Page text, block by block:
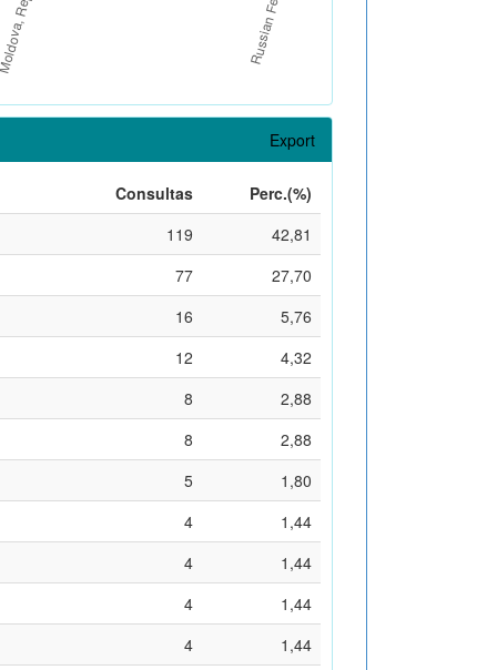
Export
Consultas
Perc.(%)
119
42,81
77
27,70
16
5,76
12
4,32
8
2,88
8
2,88
5
1,80
4
1,44
4
1,44
4
1,44
4
1,44